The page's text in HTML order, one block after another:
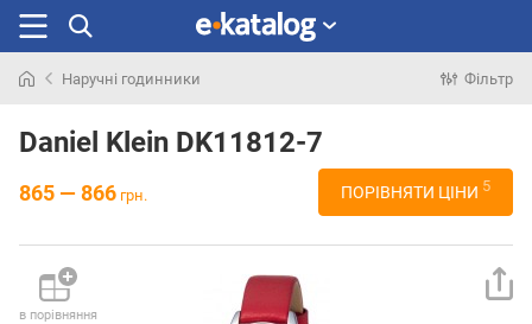
раніше
Наручні годинники Фільтр
Daniel Klein DK11812-7
865 — 866 грн. ПОРІВНЯТИ ЦІНИ 5
в порівняння